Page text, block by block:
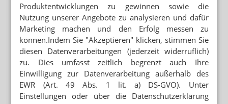
Produktentwicklungen zu gewinnen sowie die
Nutzung unserer Angebote zu analysieren und dafür
Marketing machen und den Erfolg messen zu
können.Indem Sie "Akzeptieren" klicken, stimmen Sie
diesen Datenverarbeitungen (jederzeit widerruflich)
zu. Dies umfasst zeitlich begrenzt auch Ihre
Einwilligung zur Datenverarbeitung außerhalb des
EWR (Art. 49 Abs. 1 lit. a) DS-GVO). Unter
Einstellungen oder über die Datenschutzerklärung
ABERGLAUBEN UND UNWISSENHEIT
Kampf gegen Ebola, Kampf gegen Mythen
Mehr zum Thema
GESETZGEBER MÜSSTE HANDELN
Kassen: Rx-Boni sind zulässig